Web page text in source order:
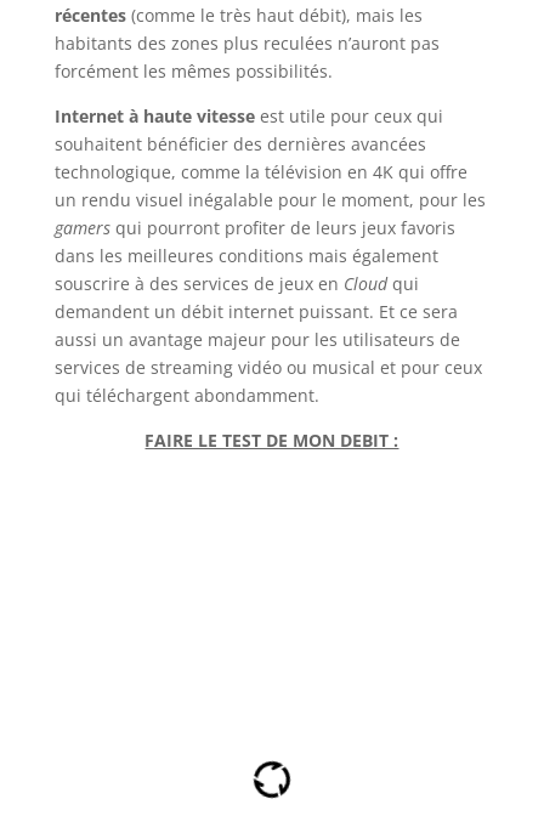
récentes(comme le très haut débit), mais les
habitants des zones plus reculées n’auront pas
forcément les mêmes possibilités.
Internet à haute vitesseest utile pour ceux qui
souhaitent bénéficier des dernières avancées
technologique, comme la télévision en 4K qui offre
un rendu visuel inégalable pour le moment, pour les
gamersqui pourront profiter de leurs jeux favoris
dans les meilleures conditions mais également
souscrire à des services de jeux en Cloudqui
demandent un débit internet puissant. Et ce sera
aussi un avantage majeur pour les utilisateurs de
services de streaming vidéo ou musical et pour ceux
qui téléchargent abondamment.
FAIRE LE TEST DE MON DEBIT :